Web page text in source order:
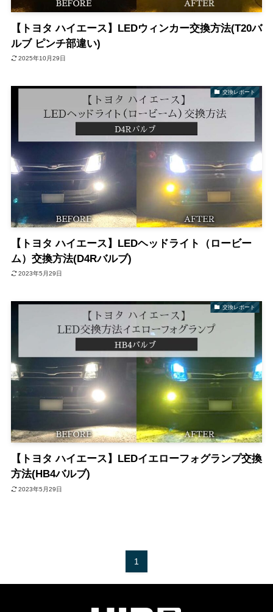
【トヨタ ハイエース】LEDウィンカー交換方法(T20バ
ルブ ピンチ部違い)
2025年10月29日
交換レポート
【トヨタ ハイエース】LEDヘッドライト（ロービー
ム）交換方法(D4Rバルブ)
2023年5月29日
交換レポート
【トヨタ ハイエース】LEDイエローフォグランプ交換
方法(HB4バルブ)
2023年5月29日
1